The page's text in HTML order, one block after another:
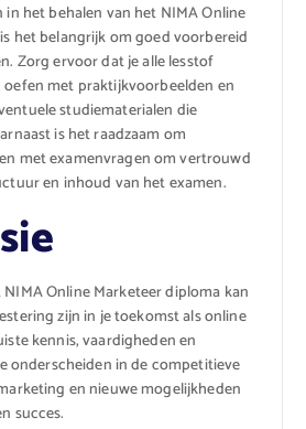
in het behalen van het NIMA Online
het belangrijk om goed voorbereid
Zorg ervoor dat je alle lesstof
met praktijkvoorbeelden en
studiematerialen die
is het raadzaam om
met examenvragen om vertrouwd
en inhoud van het examen.
Online Marketeer diploma kan
zijn in je toekomst als online
kennis, vaardigheden en
onderscheiden in de competitieve
en nieuwe mogelijkheden
succes.